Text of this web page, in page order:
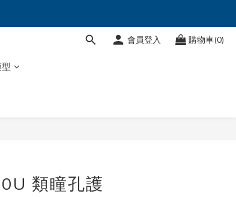
會員登入 購物車(0)
類瞳孔護